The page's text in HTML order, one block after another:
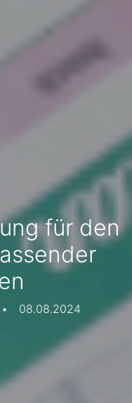
für den
• 08.08.2024